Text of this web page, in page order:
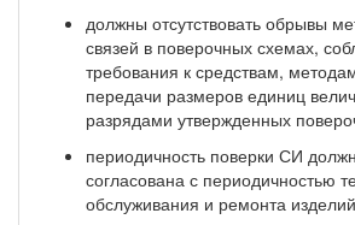
должны отсутствовать обрывы
связей в поверочных схемах,
требования к средствам,
передачи размеров единиц
разрядами утвержденных
периодичность поверки СИ
согласована с периодичностью
обслуживания и ремонта